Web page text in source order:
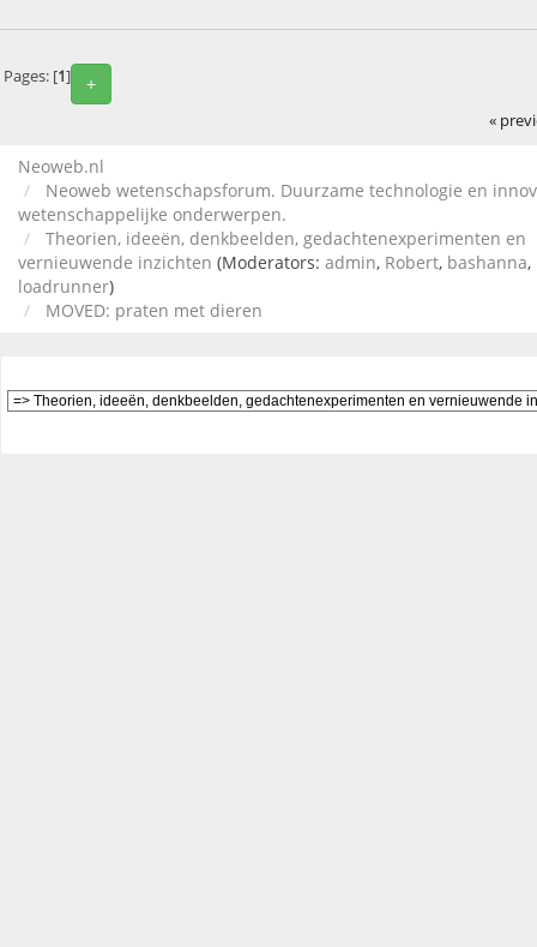
+
Pages: [1]
«
Neoweb.nl
Neoweb wetenschapsforum. Duurzame technologie en
wetenschappelijke onderwerpen.
Theorien, ideeën, denkbeelden, gedachtenexperimenten en
vernieuwende inzichten (Moderators: admin, Robert, bashanna,
loadrunner)
MOVED: praten met dieren